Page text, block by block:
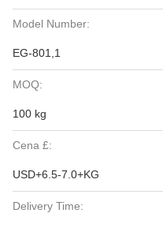
Model Number:
EG-801,1
MOQ:
100 kg
Cena £:
USD+6.5-7.0+KG
Delivery Time: